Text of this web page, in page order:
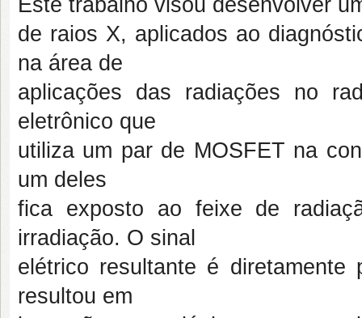
Este trabalho visou desenvolver
de raios X, aplicados ao
na área de
aplicações das radiações no
eletrônico que
utiliza um par de MOSFET na
um deles
fica exposto ao feixe de
irradiação. O sinal
elétrico resultante é
resultou em